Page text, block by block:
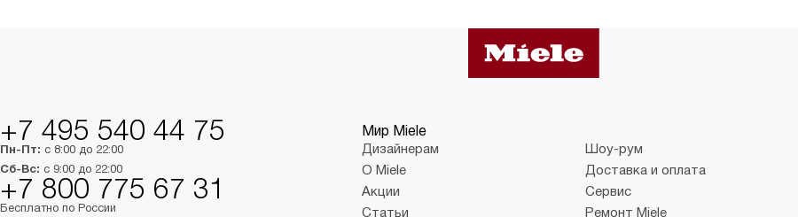
+7 495 540 44 75
Пн-Пт: с 8:00 до 22:00
Сб-Вс: с 9:00 до 22:00
+7 800 775 67 31
Бесплатно по России
Мир Miele
Дизайнерам
Шоу-рум
О Miele
Доставка и оплата
Акции
Сервис
Статьи
Ремонт Miele